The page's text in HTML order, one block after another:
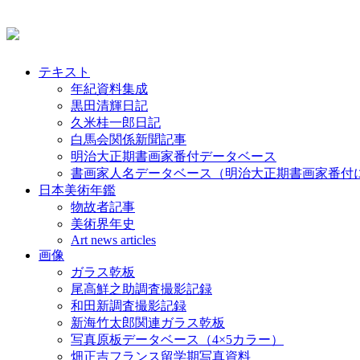
テキスト
年紀資料集成
黒田清輝日記
久米桂一郎日記
白馬会関係新聞記事
明治大正期書画家番付データベース
書画家人名データベース（明治大正期書画家番付
日本美術年鑑
物故者記事
美術界年史
Art news articles
画像
ガラス乾板
尾高鮮之助調査撮影記録
和田新調査撮影記録
新海竹太郎関連ガラス乾板
写真原板データベース（4×5カラー）
畑正吉フランス留学期写真資料